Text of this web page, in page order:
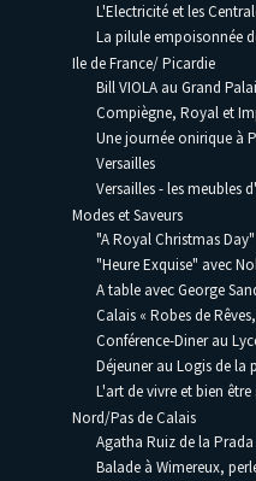
L'Electricité et les
La pilule empoisonnée
Ile de France/ Picardie
Bill VIOLA au Grand
Compiègne, Royal et
Une journée onirique à
Versailles
Versailles - les meubles
Modes et Saveurs
"A Royal Christmas
"Heure Exquise" avec
A table avec George
Calais « Robes de
Conférence-Diner au
Déjeuner au Logis de la
L'art de vivre et bien être
Nord/Pas de Calais
Agatha Ruiz de la
Balade à Wimereux,